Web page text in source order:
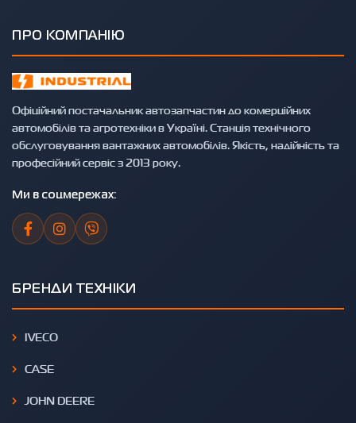
ПРО КОМПАНІЮ
Офіційний постачальник автозапчастин до комерційних
автомобілів та агротехніки в Україні. Станція технічного
обслуговування вантажних автомобілів. Якість, надійність та
професійний сервіс з 2013 року.
Ми в соцмережах:
БРЕНДИ ТЕХНІКИ
IVECO
CASE
JOHN DEERE